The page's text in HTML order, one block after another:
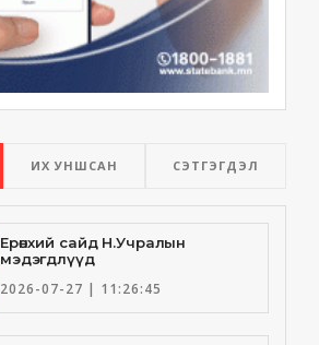
ИХ УНШСАН СЭТГЭГДЭЛ
Ерөнхий сайд Н.Учралын
мэдэгдлүүд
2026-07-27 | 11:26:45